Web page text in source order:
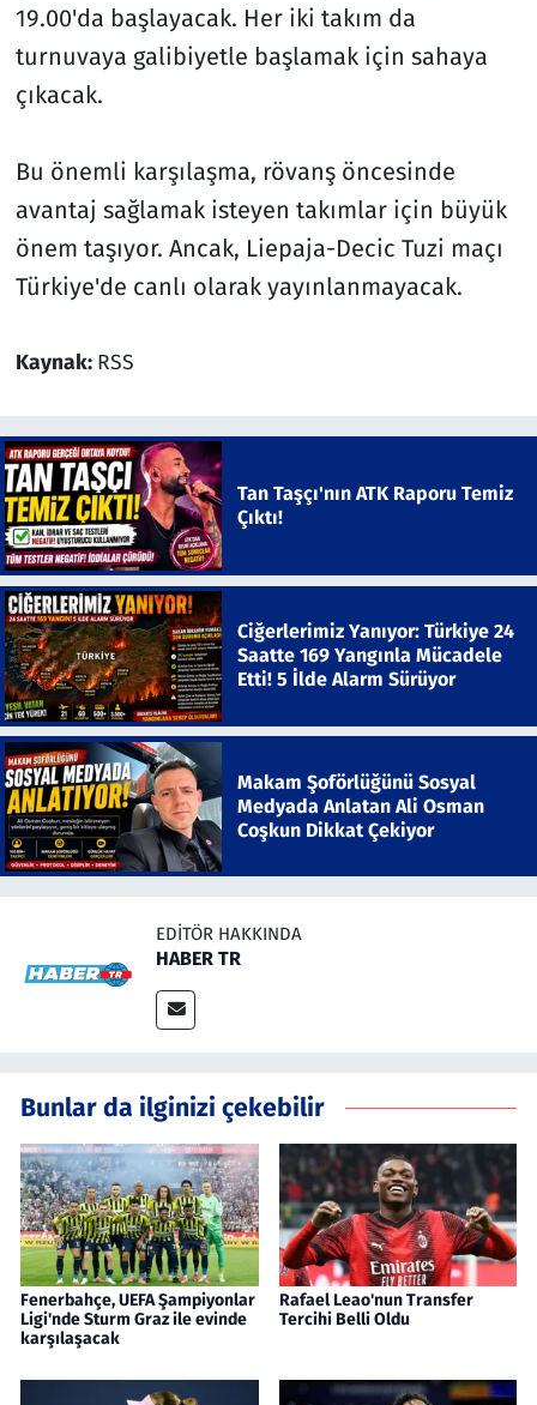
19.00'da başlayacak. Her iki takım da
turnuvaya galibiyetle başlamak için sahaya
çıkacak.
Bu önemli karşılaşma, rövanş öncesinde
avantaj sağlamak isteyen takımlar için büyük
önem taşıyor. Ancak, Liepaja-Decic Tuzi maçı
Türkiye'de canlı olarak yayınlanmayacak.
Kaynak: RSS
Tan Taşçı'nın ATK Raporu Temiz
Çıktı!
Ciğerlerimiz Yanıyor: Türkiye 24
Saatte 169 Yangınla Mücadele
Etti! 5 İlde Alarm Sürüyor
Makam Şoförlüğünü Sosyal
Medyada Anlatan Ali Osman
Coşkun Dikkat Çekiyor
EDITÖR HAKKINDA
HABER TR
Bunlar da ilginizi çekebilir
Fenerbahçe, UEFA Şampiyonlar
Ligi'nde Sturm Graz ile evinde
karşılaşacak
Rafael Leao'nun Transfer
Tercihi Belli Oldu